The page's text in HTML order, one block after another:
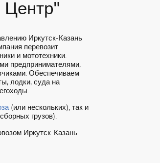
Центр"
Иркутск-Казань
перевозит
и мототехники.
предпринимателями,
Обеспечиваем
лодки, суда на
(или нескольких), так и
грузов).
Иркутск-Казань